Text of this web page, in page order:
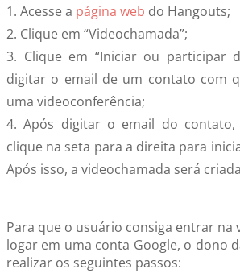
1. Acesse a página web do Hangouts;
2. Clique em “Videochamada”;
3. Clique em “Iniciar ou participar
digitar o email de um contato com
uma videoconferência;
4. Após digitar o email do contato,
clique na seta para a direita para
Após isso, a videochamada será
Para que o usuário consiga entrar na
logar em uma conta Google, o dono
realizar os seguintes passos: